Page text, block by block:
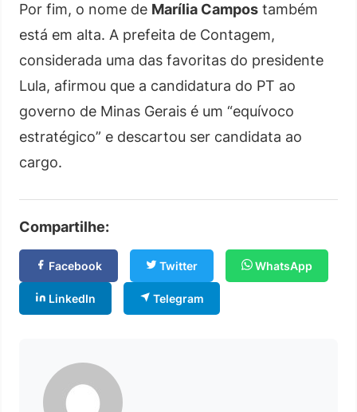
Por fim, o nome de Marília Campos também
está em alta. A prefeita de Contagem,
considerada uma das favoritas do presidente
Lula, afirmou que a candidatura do PT ao
governo de Minas Gerais é um “equívoco
estratégico” e descartou ser candidata ao
cargo.
Compartilhe:
Facebook Twitter WhatsApp
LinkedIn Telegram